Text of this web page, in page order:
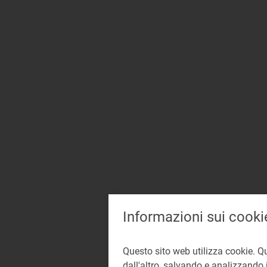
Informazioni sui
Questo sito web utilizza cookie.